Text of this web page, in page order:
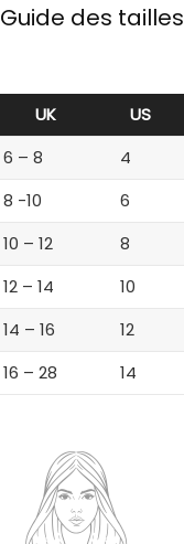
Guide des tailles
UK US
6 – 8 4
8 -10 6
10 – 12 8
12 – 14 10
14 – 16 12
16 – 28 14